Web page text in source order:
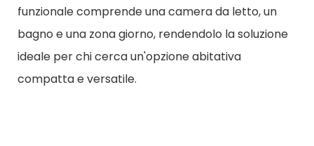
funzionale comprende una camera da letto, un
bagno e una zona giorno, rendendolo la soluzione
ideale per chi cerca un'opzione abitativa
compatta e versatile.